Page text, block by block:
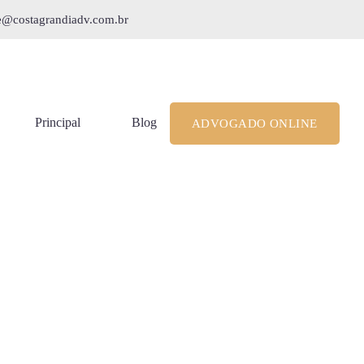
Principal Blog ADVOGADO ONLINE